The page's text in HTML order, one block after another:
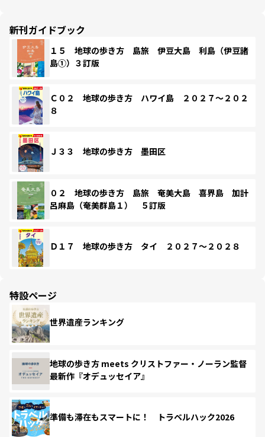
新刊ガイドブック
１５ 地球の歩き方 島旅 伊豆大島 利島（伊豆諸
島①）３訂版
Ｃ０２ 地球の歩き方 ハワイ島 ２０２７～２０２
８
Ｊ３３ 地球の歩き方 墨田区
０２ 地球の歩き方 島旅 奄美大島 喜界島 加計
呂麻島（奄美群島１） ５訂版
Ｄ１７ 地球の歩き方 タイ ２０２７～２０２８
特設ページ
世界遺産ランキング
地球の歩き方 meets クリストファー・ノーラン監督
最新作『オデュッセイア』
準備も滞在もスマートに！ トラベルハック2026